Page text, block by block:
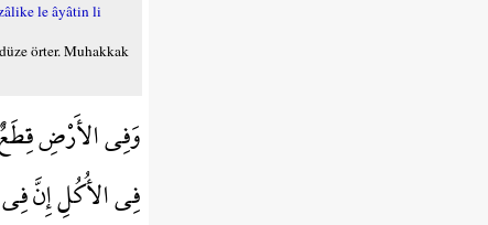
le âyâtin li
örter. Muhakkak
وَفِي الأَرْضِ
فِي الأُكُلِ إِنَّ